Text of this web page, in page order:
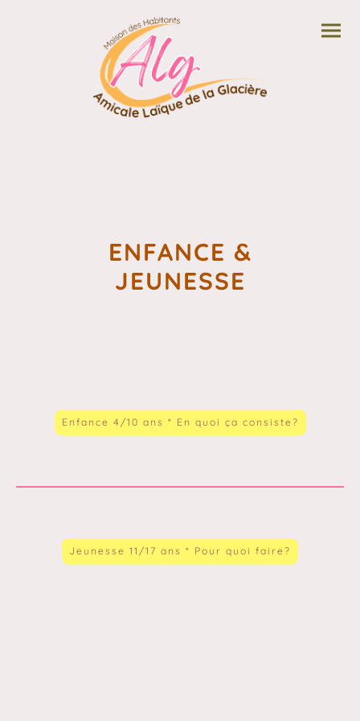
ENFANCE &
JEUNESSE
Enfance 4/10 ans * En quoi ça consiste?
Jeunesse 11/17 ans * Pour quoi faire?